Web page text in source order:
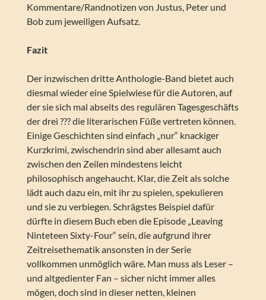
Kommentare/Randnotizen von Justus, Peter und
Bob zum jeweiligen Aufsatz.
Fazit
Der inzwischen dritte Anthologie-Band bietet auch
diesmal wieder eine Spielwiese für die Autoren, auf
der sie sich mal abseits des regulären Tagesgeschäfts
der drei ??? die literarischen Füße vertreten können.
Einige Geschichten sind einfach „nur“ knackiger
Kurzkrimi, zwischendrin sind aber allesamt auch
zwischen den Zeilen mindestens leicht
philosophisch angehaucht. Klar, die Zeit als solche
lädt auch dazu ein, mit ihr zu spielen, spekulieren
und sie zu verbiegen. Schrägstes Beispiel dafür
dürfte in diesem Buch eben die Episode „Leaving
Ninteteen Sixty-Four“ sein, die aufgrund ihrer
Zeitreisethematik ansonsten in der Serie
vollkommen unmöglich wäre. Man muss als Leser –
und altgedienter Fan – sicher nicht immer alles
mögen, doch sind in dieser netten, kleinen